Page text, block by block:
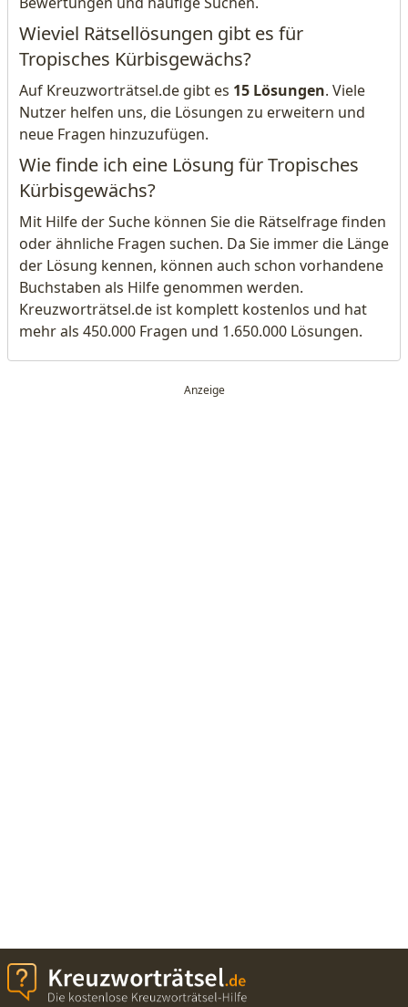
Wieviel Rätsellösungen gibt es für
Tropisches Kürbisgewächs?
Auf Kreuzworträtsel.de gibt es 15 Lösungen. Viele
Nutzer helfen uns, die Lösungen zu erweitern und
neue Fragen hinzuzufügen.
Wie finde ich eine Lösung für Tropisches
Kürbisgewächs?
Mit Hilfe der Suche können Sie die Rätselfrage finden
oder ähnliche Fragen suchen. Da Sie immer die Länge
der Lösung kennen, können auch schon vorhandene
Buchstaben als Hilfe genommen werden.
Kreuzworträtsel.de ist komplett kostenlos und hat
mehr als 450.000 Fragen und 1.650.000 Lösungen.